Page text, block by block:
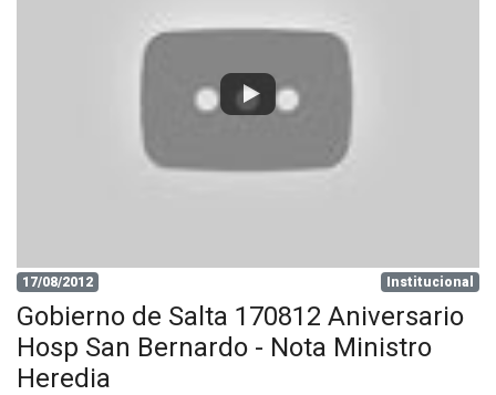
17/08/2012 Institucional
Gobierno de Salta 170812 Aniversario
Hosp San Bernardo - Nota Ministro
Heredia